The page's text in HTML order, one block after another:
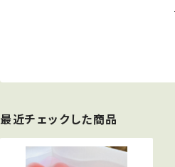
最近チェックした商品